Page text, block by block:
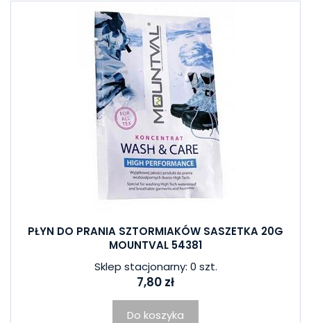
PŁYN DO PRANIA SZTORMIAKÓW SASZETKA 20G
MOUNTVAL 54381
Sklep stacjonarny: 0 szt.
7,80 zł
Do koszyka